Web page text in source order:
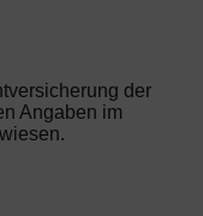
der
Angaben im